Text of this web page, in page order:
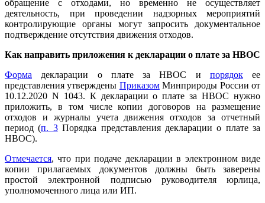
обращение с отходами, но временно не осуществляет
деятельность, при проведении надзорных мероприятий
контролирующие органы могут запросить документальное
подтверждение отсутствия движения отходов.
Как направить приложения к декларации о плате за НВОС
Форма декларации о плате за НВОС и порядокее
представления утверждены ПриказомМинприроды России от
10.12.2020 N 1043. К декларации о плате за НВОС нужно
приложить, в том числе копии договоров на размещение
отходов и журналы учета движения отходов за отчетный
период (п. 3Порядка представления декларации о плате за
НВОС).
Отмечается, что при подаче декларации в электронном виде
копии прилагаемых документов должны быть заверены
простой электронной подписью руководителя юрлица,
уполномоченного лица или ИП.